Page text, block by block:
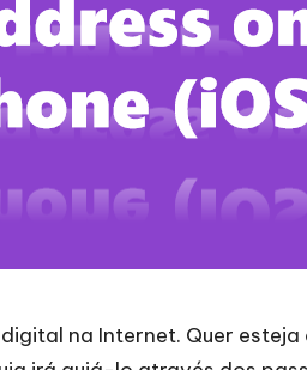
na Internet. Quer